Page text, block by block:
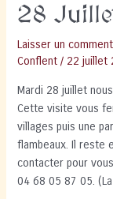
28
Laisser un
Conflent / 22 juillet
Mardi 28 juillet
Cette visite vous
villages puis une
flambeaux. Il reste
contacter pour
04 68 05 87 05.